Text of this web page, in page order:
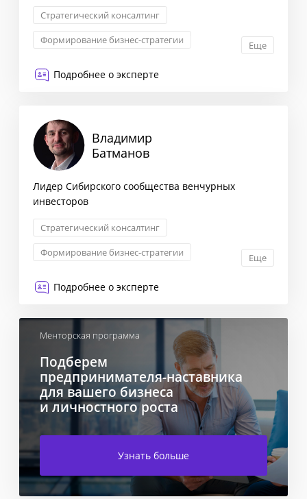
Стратегический консалтинг
Формирование бизнес-стратегии
Еще
Подробнее о эксперте
Владимир
Батманов
Лидер Сибирского сообщества венчурных
инвесторов
Стратегический консалтинг
Формирование бизнес-стратегии
Еще
Подробнее о эксперте
Менторская программа
Подберем
предпринимателя-наставника
для вашего бизнеса
и личностного роста
Узнать больше